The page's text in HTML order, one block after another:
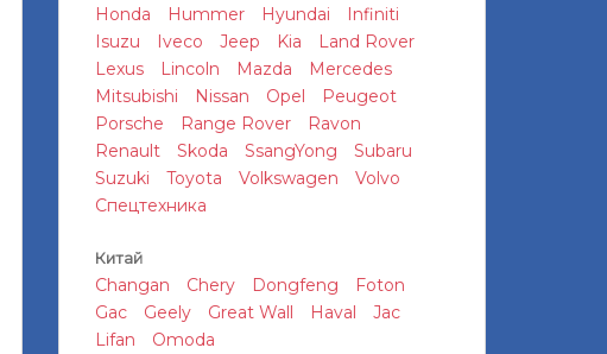
Honda
Hummer Hyundai
Infiniti
Isuzu
Iveco Jeep Kia
Land Rover
Lexus
Lincoln Mazda
Mercedes
Mitsubishi
Nissan Opel
Peugeot
Porsche
Range Rover
Ravon
Renault
Skoda SsangYong
Subaru
Suzuki
Toyota Volkswagen
Volvo
Спецтехника
Китай
Changan Chery Dongfeng
Foton
Gac
Geely Great Wall Haval
Jac
Lifan
Omoda